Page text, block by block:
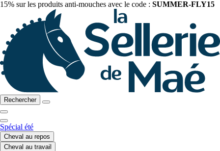
15% sur les produits anti-mouches avec le code : SUMMER-FLY15
Rechercher
Spécial été
Cheval au repos
Cheval au travail